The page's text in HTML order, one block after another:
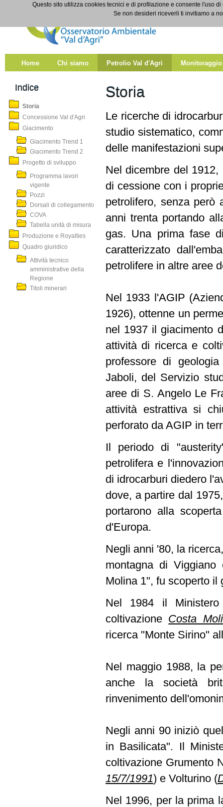
Salta al contenuto
Home Chi siamo Petrolio Val d'Agri Monitoraggio
Indice
Storia
Concessione Val d'Agri
Giacimento
Giacimento Trend 1
Giacimento Trend 2
Progetto di sviluppo
Programma lavori
vigente
Pozzi
Dorsali di collegamento
COVA
Tabella unità di misura
Produzione e Royalties
Quadro giuridico
Attività tecnico
amministrative della
Regione
Titoli minerari
Storia
Le ricerche di
studio sistematico,
delle manifestazioni
Nel dicembre del
di cessione con i
petrolifero, senza però
anni trenta portando
gas. Una prima fase
caratterizzato
petrolifere in altre aree
Nel 1933 l'AGIP
1926), ottenne un
nel 1937 il giacimento
attività di ricerca e
professore di
Jaboli, del Servizio
aree di S. Angelo Le
attività estrattiva si
perforato da AGIP in
Il periodo di
petrolifera e
di idrocarburi diedero
dove, a partire dal
portarono alla
d'Europa.
Negli anni '80, la
montagna di
Molina 1", fu scoperto il
Nel 1984 il Ministero
coltivazione Costa
ricerca "Monte Sirino"
Nel maggio 1988, la
anche la società
rinvenimento
Negli anni 90 iniziò
in Basilicata". Il
coltivazione Grumento
15/7/1991) e Volturino (
Nel 1996, per la prima
Questo sito utilizza cookies tecnici e di profilazione e consente l'uso
Se non desideri riceverli ti invitiamo a